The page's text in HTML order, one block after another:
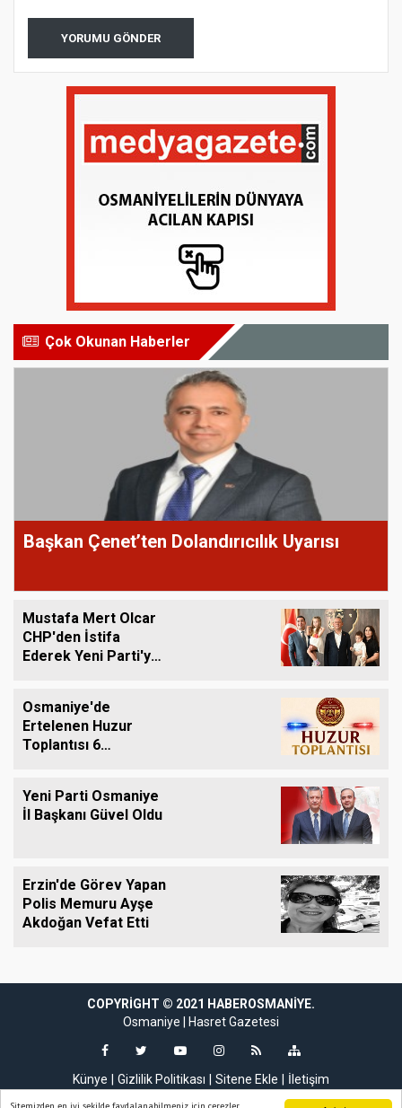
YORUMU GÖNDER
Çok Okunan Haberler
Başkan Çenet’ten Dolandırıcılık Uyarısı
Mustafa Mert Olcar
CHP'den İstifa
Ederek Yeni Parti'ye
Osmaniye'de
Ertelenen Huzur
Toplantısı 6
Yeni Parti Osmaniye
İl Başkanı Güvel Oldu
Erzin'de Görev Yapan
Polis Memuru Ayşe
Akdoğan Vefat Etti
COPYRIGHT © 2021 HABEROSMANIYE.
Osmaniye | Hasret Gazetesi
grandpashabet girişgrandpashabet girişgrandpashabet
Künye Gizlilik Politikası Sitene Ekle İletişim